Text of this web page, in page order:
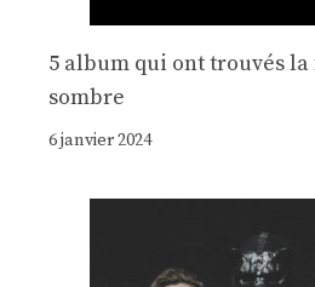
5 album qui ont trouvés
sombre
6 janvier 2024